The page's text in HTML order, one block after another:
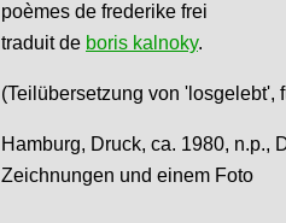
poèmes de frederike frei
traduit de boris kalnoky.
(Teilübersetzung von
Hamburg, Druck, ca. 1980, n.p.,
Zeichnungen und einem Foto